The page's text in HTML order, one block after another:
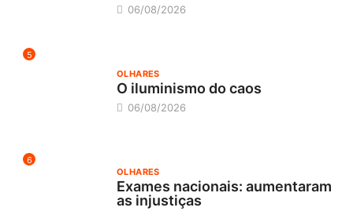
06/08/2026
5
OLHARES
O iluminismo do caos
06/08/2026
6
OLHARES
Exames nacionais: aumentaram
as injustiças